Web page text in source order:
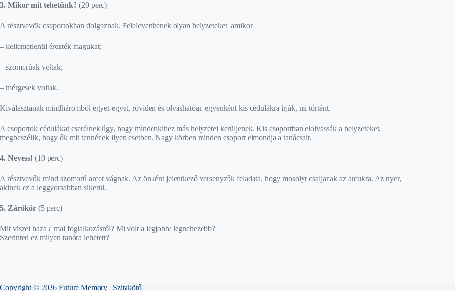
3. Mikor mit tehetünk? (20 perc)
A résztvevők csoportokban dolgoznak. Felelevenítenek olyan helyzeteket, amikor
– kellemetlenül érezték magukat;
– szomorúak voltak;
– mérgesek voltak.
Kiválasztanak mindháromból egyet-egyet, röviden és olvashatóan egyenként kis cédulákra írják, mi történt.
A csoportok cédulákat cserélnek úgy, hogy mindenkihez más helyzetei kerüljenek. Kis csoportban elolvassák a helyzeteket,
megbeszélik, hogy ők mit tennének ilyen esetben. Nagy körben minden csoport elmondja a tanácsait.
4. Nevess! (10 perc)
A résztvevők mind szomorú arcot vágnak. Az önként jelentkező versenyzők feladata, hogy mosolyt csaljanak az arcukra. Az nyer,
akinek ez a leggyorsabban sikerül.
5. Zárókör (5 perc)
Mit viszel haza a mai foglalkozásról? Mi volt a legjobb/ legnehezebb?
Szerinted ez milyen tanóra lehetett?
Copyright © 2026 Future Memory | Szitakötő